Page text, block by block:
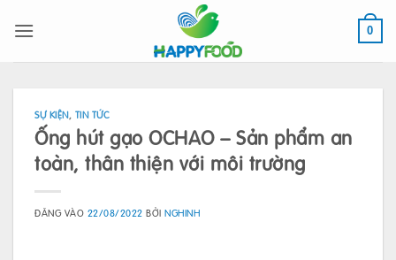
qua
0
SỰ KIỆN, TIN TỨC
Ống hút gạo OCHAO – Sản phẩm an
toàn, thân thiện với môi trường
ĐĂNG VÀO 22/08/2022 BỞINGHINH